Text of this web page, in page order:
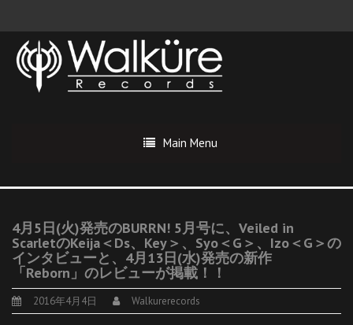
Main Menu
4月5日(火)発売のBURRN! 5月号に、Veiled in
ScarletのKeija＜Ds、Key＞、Syo＜G＞、Izo＜G＞の
インタビューと、4月13日(水)発売の新作
「Reborn」のレビューが掲載！！
2016年4月4日 Walkurerecords